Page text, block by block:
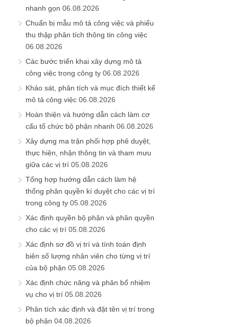
nhanh gọn 06.08.2026
Chuẩn bị mẫu mô tả công việc và phiếu
thu thập phân tích thông tin công việc
06.08.2026
Các bước triển khai xây dựng mô tả
công việc trong công ty 06.08.2026
Khảo sát, phân tích và mục đích thiết kế
mô tả công việc 06.08.2026
Hoàn thiện và hướng dẫn cách làm cơ
cấu tổ chức bộ phận nhanh 06.08.2026
Xây dựng ma trận phối hợp phê duyệt,
thực hiện, nhận thông tin và tham mưu
giữa các vị trí 05.08.2026
Tổng hợp hướng dẫn cách làm hệ
thống phân quyền kí duyệt cho các vị trí
trong công ty 05.08.2026
Xác định quyền bộ phận và phân quyền
cho các vị trí 05.08.2026
Xác định sơ đồ vị trí và tính toán định
biên số lượng nhân viên cho từng vị trí
của bộ phận 05.08.2026
Xác định chức năng và phân bổ nhiệm
vụ cho vị trí 05.08.2026
Phân tích xác định và đặt tên vị trí trong
bộ phận 04.08.2026